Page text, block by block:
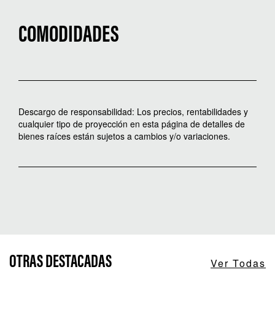
COMODIDADES
Descargo de responsabilidad: Los precios, rentabilidades y
cualquier tipo de proyección en esta página de detalles de
bienes raíces están sujetos a cambios y/o variaciones.
OTRAS DESTACADAS Ver Todas